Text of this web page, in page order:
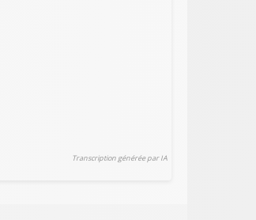
Transcription générée par IA